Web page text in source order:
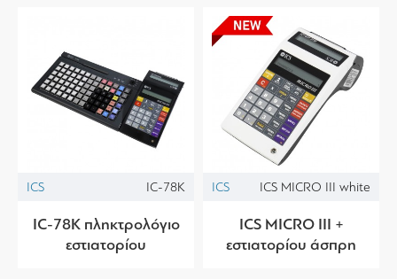
ICS IC-78K
IC-78K πληκτρολόγιο
εστιατορίου
ICS ICS MICRO III white
ICS MICRO III +
εστιατορίου άσπρη